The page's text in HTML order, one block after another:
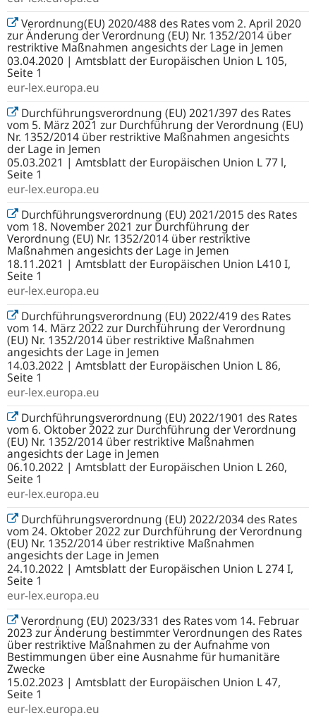
Verordnung(EU) 2020/488 des Rates vom 2. April 2020
zur Änderung der Verordnung (EU) Nr. 1352/2014 über
restriktive Maßnahmen angesichts der Lage in Jemen
03.04.2020 | Amtsblatt der Europäischen Union L 105,
Seite 1
eur-lex.europa.eu
Durchführungsverordnung (EU) 2021/397 des Rates
vom 5. März 2021 zur Durchführung der Verordnung (EU)
Nr. 1352/2014 über restriktive Maßnahmen angesichts
der Lage in Jemen
05.03.2021 | Amtsblatt der Europäischen Union L 77 l,
Seite 1
eur-lex.europa.eu
Durchführungsverordnung (EU) 2021/2015 des Rates
vom 18. November 2021 zur Durchführung der
Verordnung (EU) Nr. 1352/2014 über restriktive
Maßnahmen angesichts der Lage in Jemen
18.11.2021 | Amtsblatt der Europäischen Union L410 I,
Seite 1
eur-lex.europa.eu
Durchführungsverordnung (EU) 2022/419 des Rates
vom 14. März 2022 zur Durchführung der Verordnung
(EU) Nr. 1352/2014 über restriktive Maßnahmen
angesichts der Lage in Jemen
14.03.2022 | Amtsblatt der Europäischen Union L 86,
Seite 1
eur-lex.europa.eu
Durchführungsverordnung (EU) 2022/1901 des Rates
vom 6. Oktober 2022 zur Durchführung der Verordnung
(EU) Nr. 1352/2014 über restriktive Maßnahmen
angesichts der Lage in Jemen
06.10.2022 | Amtsblatt der Europäischen Union L 260,
Seite 1
eur-lex.europa.eu
Durchführungsverordnung (EU) 2022/2034 des Rates
vom 24. Oktober 2022 zur Durchführung der Verordnung
(EU) Nr. 1352/2014 über restriktive Maßnahmen
angesichts der Lage in Jemen
24.10.2022 | Amtsblatt der Europäischen Union L 274 I,
Seite 1
eur-lex.europa.eu
Verordnung (EU) 2023/331 des Rates vom 14. Februar
2023 zur Änderung bestimmter Verordnungen des Rates
über restriktive Maßnahmen zu der Aufnahme von
Bestimmungen über eine Ausnahme für humanitäre
Zwecke
15.02.2023 | Amtsblatt der Europäischen Union L 47,
Seite 1
eur-lex.europa.eu